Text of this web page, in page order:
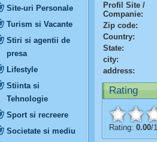
Site-uri Personale
Turism si Vacante
Stiri si agentii de
presa
Lifestyle
Stiinta si
Tehnologie
Sport si recreere
Societate si mediu
Profil Site /
Companie:
Zip code:
Country:
State:
city:
address:
Rating
Rating: 0.00/